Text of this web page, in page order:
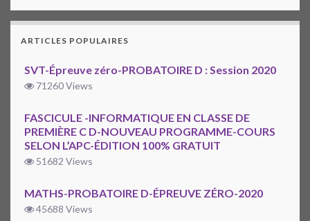
ARTICLES POPULAIRES
SVT-Épreuve zéro-PROBATOIRE D : Session 2020
71260 Views
FASCICULE -INFORMATIQUE EN CLASSE DE
PREMIÈRE C D-NOUVEAU PROGRAMME-COURS
SELON L’APC-ÉDITION 100% GRATUIT
51682 Views
MATHS-PROBATOIRE D-ÉPREUVE ZÉRO-2020
45688 Views